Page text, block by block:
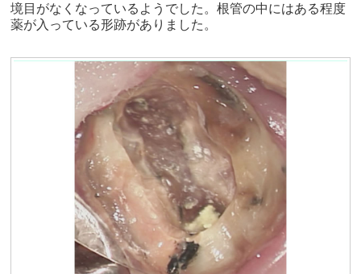
境目がなくなっているようでした。根管の中にはある程度
薬が入っている形跡がありました。